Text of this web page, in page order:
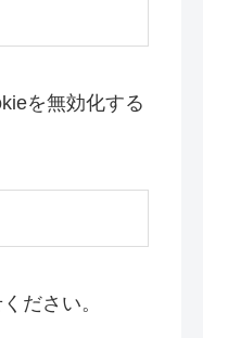
を無効化する
ださい。